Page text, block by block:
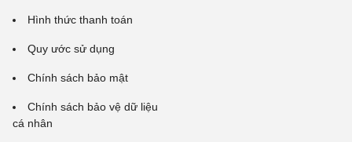
Hình thức thanh toán
Quy ước sử dụng
Chính sách bảo mật
Chính sách bảo vệ dữ liệu
cá nhân